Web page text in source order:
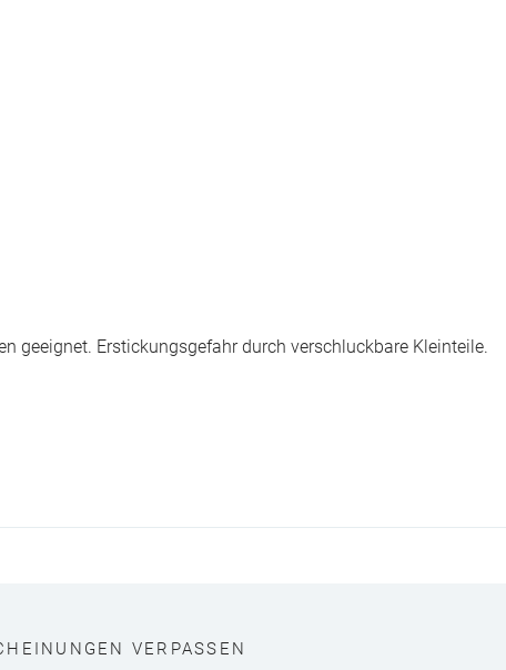
geeignet. Erstickungsgefahr durch verschluckbare Kleinteile.
VERPASSEN